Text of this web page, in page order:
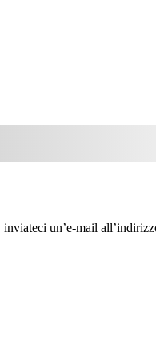
un’e-mail